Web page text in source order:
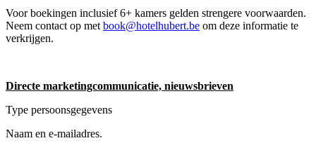
Voor boekingen inclusief 6+ kamers gelden strengere voorwaarden.
Neem contact op met book@hotelhubert.be om deze informatie te
verkrijgen.
Directe marketingcommunicatie, nieuwsbrieven
Type persoonsgegevens
Naam en e-mailadres.